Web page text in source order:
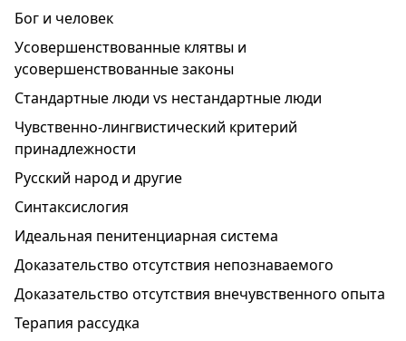
Бог и человек
Усовершенствованные клятвы и
усовершенствованные законы
Стандартные люди vs нестандартные люди
Чувственно-лингвистический критерий
принадлежности
Русский народ и другие
Синтаксислогия
Идеальная пенитенциарная система
Доказательство отсутствия непознаваемого
Доказательство отсутствия внечувственного опыта
Терапия рассудка